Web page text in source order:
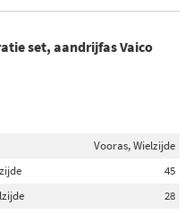
set, aandrijfas Vaico
Vooras, Wielzijde
45
28